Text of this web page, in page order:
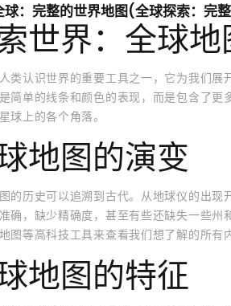
球：完整的世界地图(全球探索：完
世界：全球
类认识世界的重要工具之一，它为我们
简单的线条和颜色的表现，而是包含了
球上的各个角落。
地图的演变
的历史可以追溯到古代。从地球仪的出
确，缺少精确度，甚至有些还缺失一些
图等高科技工具来查看我们想了解的所有
地图的特征